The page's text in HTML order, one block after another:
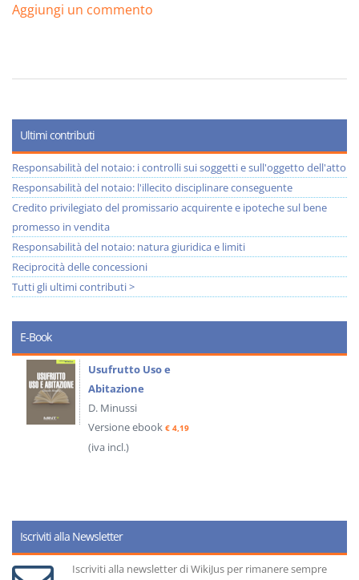
Aggiungi un commento
Ultimi contributi
Responsabilità del notaio: i controlli sui soggetti e sull'oggetto dell'atto
Responsabilità del notaio: l'illecito disciplinare conseguente
Credito privilegiato del promissario acquirente e ipoteche sul bene
promesso in vendita
Responsabilità del notaio: natura giuridica e limiti
Reciprocità delle concessioni
Tutti gli ultimi contributi >
E-Book
Usufrutto Uso e
Abitazione
D. Minussi
Versione ebook € 4,19
(iva incl.)
Iscriviti alla Newsletter
Iscriviti alla newsletter di WikiJus per rimanere sempre